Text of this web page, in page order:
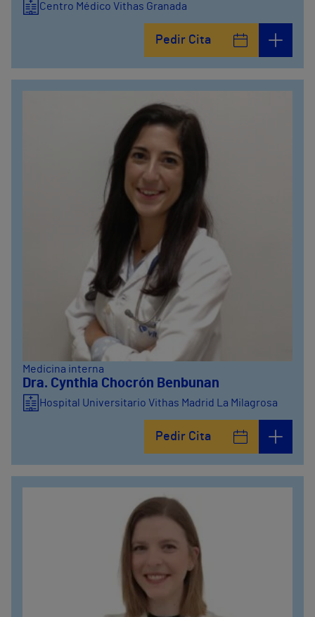
Centro Médico Vithas Granada
Pedir Cita
Medicina interna
Dra. Cynthia Chocrón Benbunan
Hospital Universitario Vithas Madrid La Milagrosa
Pedir Cita